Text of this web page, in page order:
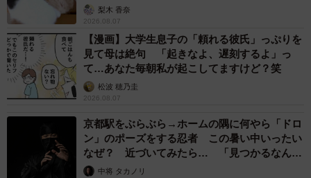
梨木 香奈
2026.08.07
【漫画】大学生息子の「頼れる彼氏」っぷりを
見て母は絶句 「起きなよ、遅刻するよ」っ
て…あなた毎朝私が起こしてますけど？笑
松波 穂乃圭
2026.08.07
京都駅をぶらぶら→ホームの隅に何やら「ドロ
ン」のポーズをする忍者 この暑い中いったい
なぜ？ 近づいてみたら… 「見つかるなんて
未熟」中将 タカノリ